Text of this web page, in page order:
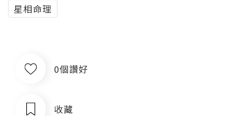
星相命理
0個讚好
收藏